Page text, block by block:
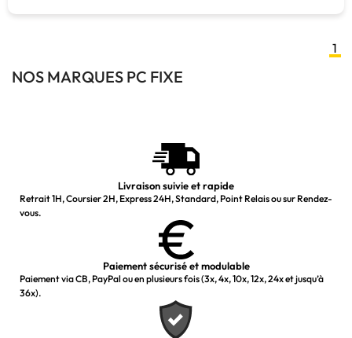
1
NOS MARQUES PC FIXE
Livraison suivie et rapide
Retrait 1H, Coursier 2H, Express 24H, Standard, Point Relais ou sur Rendez-
vous.
Paiement sécurisé et modulable
Paiement via CB, PayPal ou en plusieurs fois (3x, 4x, 10x, 12x, 24x et jusqu’à
36x).